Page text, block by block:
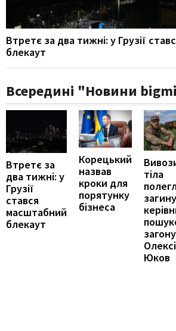
Втретє за два тижні: у Грузії
блекаут
Всередині "Новини
Втретє за
два тижні: у
Грузії
стався
масштабний
блекаут
Корецький
назвав
кроки для
порятунку
бізнеса
тіла
загону
Юков